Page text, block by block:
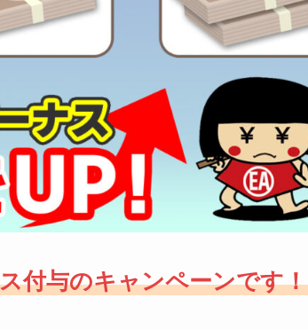
付与のキャンペーンです！